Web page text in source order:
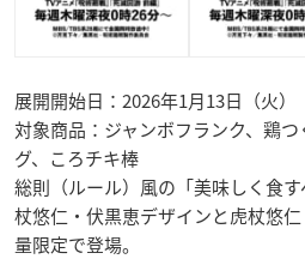
展開開始日：2026年1月13日（火）
対象商品：ジャンボフランク、鶏
グ、ころチキ棒
総則（ルール）風の「美味しく食
杖悠仁・伏黒恵デザインと虎杖悠
量限定で登場。